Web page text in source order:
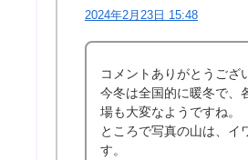
2024年2月23日 15:48
コメントありがとうござ
今冬は全国的に暖冬で、
場も大変なようですね。
ところで写真の山は、イ
す。